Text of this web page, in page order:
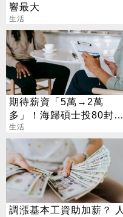
響最大
生活
期待薪資「5萬→2萬
多」！海歸碩士投80封履
歷沒上岸：連香蕉都不給
生活
調漲基本工資助加薪？ 人